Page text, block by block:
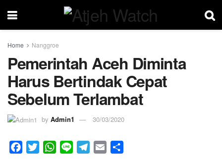
Home Nanggroe
Pemerintah Aceh Diminta
Harus Bertindak Cepat
Sebelum Terlambat
by Admin1 30/03/2020
W